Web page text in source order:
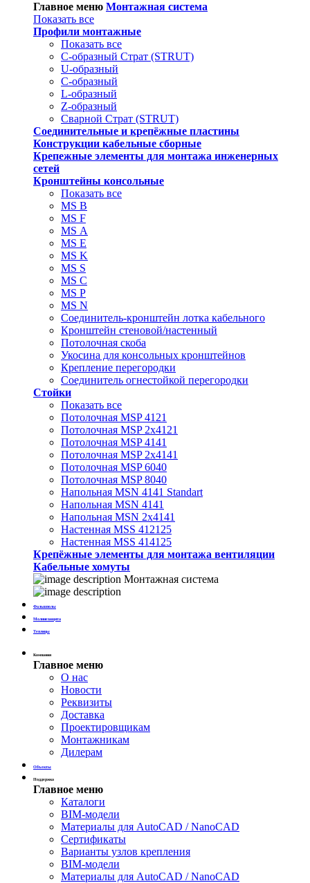
Главное меню Монтажная система
Показать все
Профили монтажные
Показать все
С-образный Страт (STRUT)
U-образный
С-образный
L-образный
Z-образный
Сварной Страт (STRUT)
Соединительные и крепёжные пластины
Конструкции кабельные сборные
Крепежные элементы для монтажа инженерных
сетей
Кронштейны консольные
Показать все
MS В
MS F
MS А
MS Е
MS K
MS S
MS C
MS P
MS N
Соединитель-кронштейн лотка кабельного
Кронштейн стеновой/настенный
Потолочная скоба
Укосина для консольных кронштейнов
Крепление перегородки
Соединитель огнестойкой перегородки
Стойки
Показать все
Потолочная MSP 4121
Потолочная MSP 2х4121
Потолочная MSP 4141
Потолочная MSP 2х4141
Потолочная MSP 6040
Потолочная MSP 8040
Напольная MSN 4141 Standart
Напольная MSN 4141
Напольная MSN 2х4141
Настенная MSS 412125
Настенная MSS 414125
Крепёжные элементы для монтажа вентиляции
Кабельные хомуты
Монтажная система
Фальшполы
Молниезащита
Теплицы
Компания
Главное меню
О нас
Новости
Реквизиты
Доставка
Проектировщикам
Монтажникам
Дилерам
Объекты
Поддержка
Главное меню
Каталоги
BIM-модели
Материалы для AutoCAD / NanoCAD
Сертификаты
Варианты узлов крепления
BIM-модели
Материалы для AutoCAD / NanoCAD